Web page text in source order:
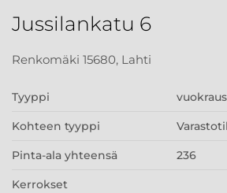
Jussilankatu 6
Renkomäki 15680, Lahti
Tyyppi vuokraus
Kohteen tyyppi
Pinta-ala yhteensä 236
Kerrokset